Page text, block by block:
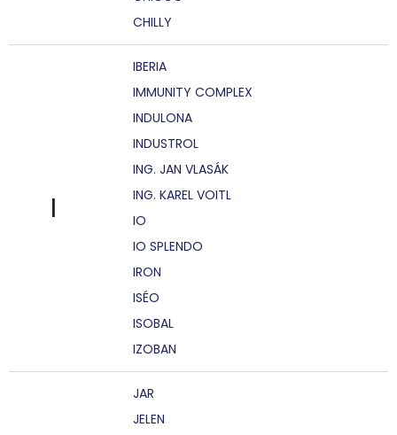
CHILLY
I
IBERIA
IMMUNITY COMPLEX
INDULONA
INDUSTROL
ING. JAN VLASÁK
ING. KAREL VOITL
IO
IO SPLENDO
IRON
ISÉO
ISOBAL
IZOBAN
JAR
JELEN